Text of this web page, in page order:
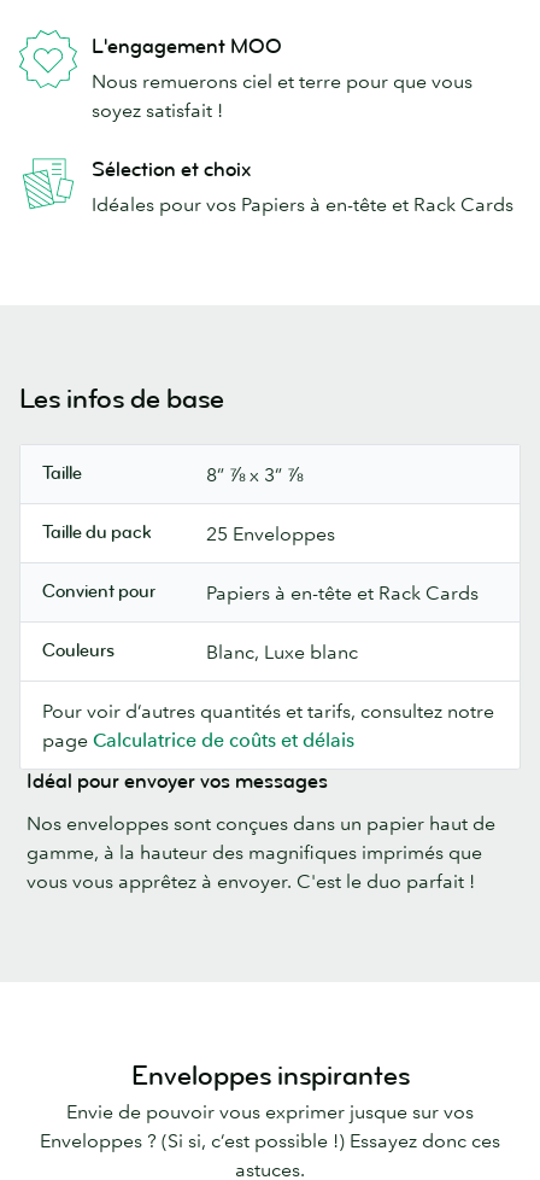
L'engagement MOO
Nous remuerons ciel et terre pour que vous
soyez satisfait !
Sélection et choix
Idéales pour vos Papiers à en-tête et Rack Cards
Les infos de base
Taille 8” ⅞ x 3” ⅞
Taille du pack 25 Enveloppes
Convient pour Papiers à en-tête et Rack Cards
Couleurs Blanc, Luxe blanc
Pour voir d’autres quantités et tarifs, consultez notre
page Calculatrice de coûts et délais
Idéal pour envoyer vos messages
Nos enveloppes sont conçues dans un papier haut de
gamme, à la hauteur des magnifiques imprimés que
vous vous apprêtez à envoyer. C'est le duo parfait !
Enveloppes inspirantes
Envie de pouvoir vous exprimer jusque sur vos
Enveloppes ? (Si si, c’est possible !) Essayez donc ces
astuces.